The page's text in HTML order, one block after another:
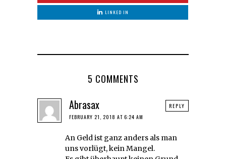
LINKED IN
5 COMMENTS
Abrasax
FEBRUARY 21, 2018 AT 6:24 AM
An Geld ist ganz anders als man
uns vorlügt, kein Mangel.
REPLY